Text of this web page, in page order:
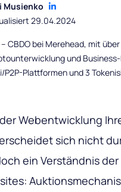
Musienko
29.04.2024
– CBDO bei Merehead, mit
und
P2P-Plattformen und 3
Webentwicklung
sich nicht
ein Verständnis